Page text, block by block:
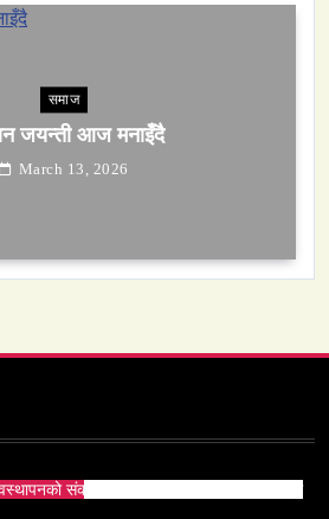
March 13, 2026
संकट? पाकिस्तानको पानी संकटको भित्री